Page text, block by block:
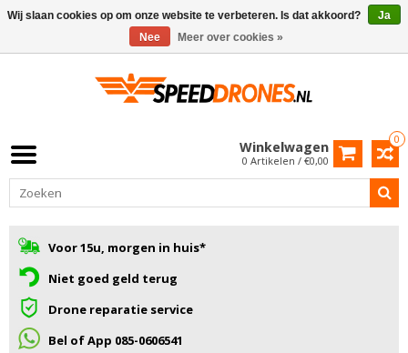
0
Winkelwagen
0 Artikelen / €0,00
Voor 15u, morgen in huis*
Niet goed geld terug
Drone reparatie service
Bel of App 085-0606541
Wij slaan cookies op om onze website te verbeteren. Is dat akkoord?
Ja
Nee
Meer over cookies »